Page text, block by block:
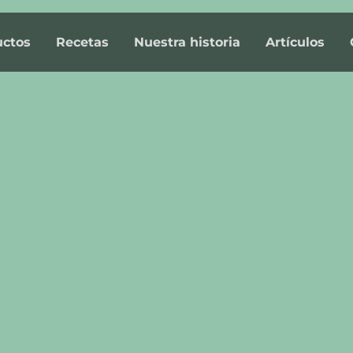
Recetas Nuestra historia Artículos